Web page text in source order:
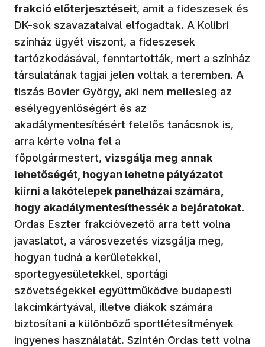
frakció előterjesztéseit, amit a fideszesek és
DK-sok szavazataival elfogadtak. A Kolibri
színház ügyét viszont, a fideszesek
tartózkodásával, fenntartották, mert a színház
társulatának tagjai jelen voltak a teremben. A
tiszás Bovier György, aki nem mellesleg az
esélyegyenlőségért és az
akadálymentesítésért felelős tanácsnok is,
arra kérte volna fel a
főpolgármestert, vizsgálja meg annak
lehetőségét, hogyan lehetne pályázatot
kiírni a lakótelepek panelházai számára,
hogy akadálymentesíthessék a bejáratokat.
Ordas Eszter frakcióvezető arra tett volna
javaslatot, a városvezetés vizsgálja meg,
hogyan tudná a kerületekkel,
sportegyesületekkel, sportági
szövetségekkel együttműködve budapesti
lakcímkártyával, illetve diákok számára
biztosítani a különböző sportlétesítmények
ingyenes használatát. Szintén Ordas tett volna